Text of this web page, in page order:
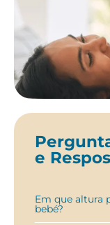
e
Em que altura
bebé?